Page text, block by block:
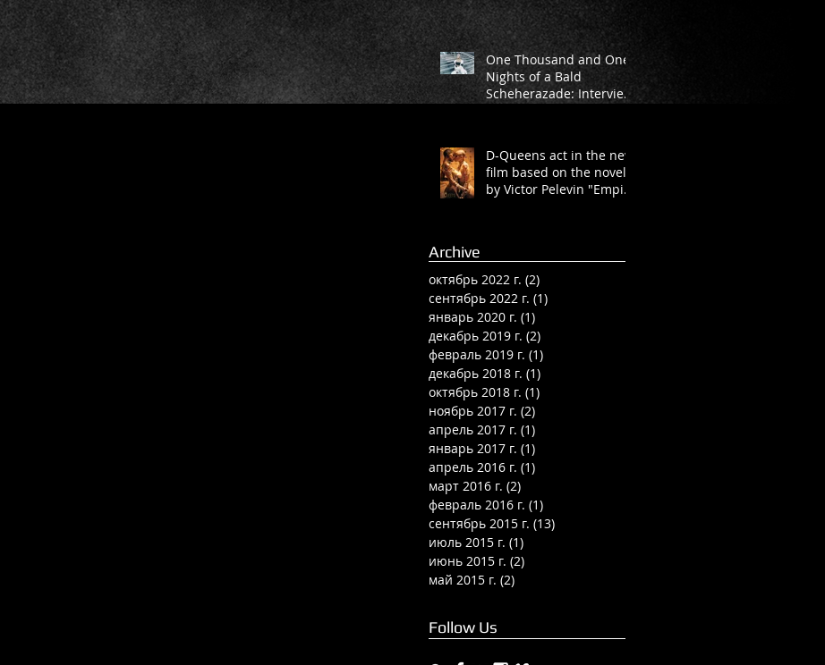
One Thousand and One
Nights of a Bald
Scheherazade: Interview
D-Queens act in the new
film based on the novel
by Victor Pelevin "Empire
Archive
октябрь 2022 г. (2)
сентябрь 2022 г. (1)
январь 2020 г. (1)
декабрь 2019 г. (2)
февраль 2019 г. (1)
декабрь 2018 г. (1)
октябрь 2018 г. (1)
ноябрь 2017 г. (2)
апрель 2017 г. (1)
январь 2017 г. (1)
апрель 2016 г. (1)
март 2016 г. (2)
февраль 2016 г. (1)
сентябрь 2015 г. (13)
июль 2015 г. (1)
июнь 2015 г. (2)
май 2015 г. (2)
Follow Us